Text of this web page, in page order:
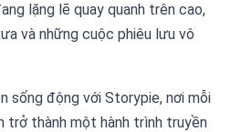
lặng lẽ quay quanh trên cao,
và những cuộc phiêu lưu vô
sống động với Storypie, nơi mỗi
trở thành một hành trình truyền